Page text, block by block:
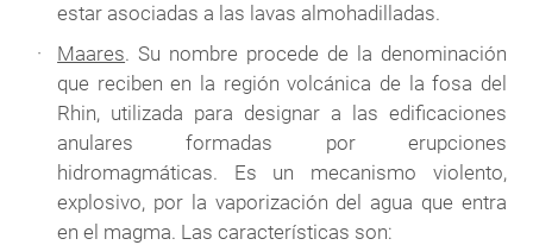
estar asociadas a las lavas almohadilladas.
Maares. Su nombre procede de la denominación
que reciben en la región volcánica de la fosa del
Rhin, utilizada para designar a las edificaciones
anulares formadas por erupciones
hidromagmáticas. Es un mecanismo violento,
explosivo, por la vaporización del agua que entra
en el magma. Las características son: